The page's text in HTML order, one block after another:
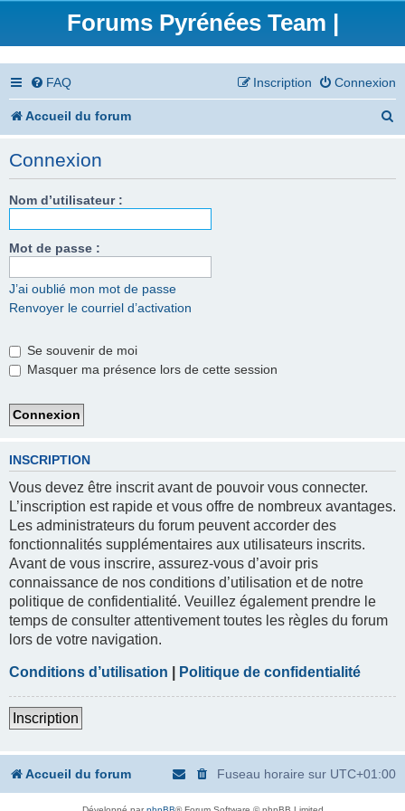
Forums Pyrénées Team |
FAQ Connexion
Inscription
Accueil du forum
Connexion
Nom d’utilisateur :
Mot de passe :
J’ai oublié mon mot de passe
Renvoyer le courriel d’activation
Se souvenir de moi
Masquer ma présence lors de cette session
INSCRIPTION
Vous devez être inscrit avant de pouvoir vous connecter.
L’inscription est rapide et vous offre de nombreux avantages.
Les administrateurs du forum peuvent accorder des
fonctionnalités supplémentaires aux utilisateurs inscrits.
Avant de vous inscrire, assurez-vous d’avoir pris
connaissance de nos conditions d’utilisation et de notre
politique de confidentialité. Veuillez également prendre le
temps de consulter attentivement toutes les règles du forum
lors de votre navigation.
Conditions d’utilisation Politique de confidentialité
Inscription
Accueil du forum Fuseau horaire sur UTC+01:00